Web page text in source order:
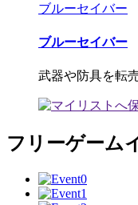
ブルーセイバー
ブルーセイバー
武器や防具を転
フリーゲーム